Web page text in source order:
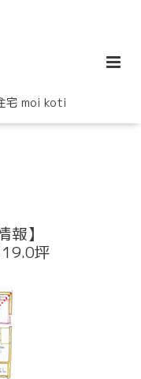
宅 moi koti
報】
坪